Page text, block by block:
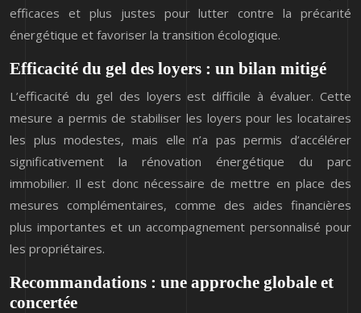
efficaces et plus justes pour lutter contre la précarité
énergétique et favoriser la transition écologique.
Efficacité du gel des loyers : un bilan mitigé
L’efficacité du gel des loyers est difficile à évaluer. Cette
mesure a permis de stabiliser les loyers pour les locataires
les plus modestes, mais elle n’a pas permis d’accélérer
significativement la rénovation énergétique du parc
immobilier. Il est donc nécessaire de mettre en place des
mesures complémentaires, comme des aides financières
plus importantes et un accompagnement personnalisé pour
les propriétaires.
Recommandations : une approche globale et
concertée